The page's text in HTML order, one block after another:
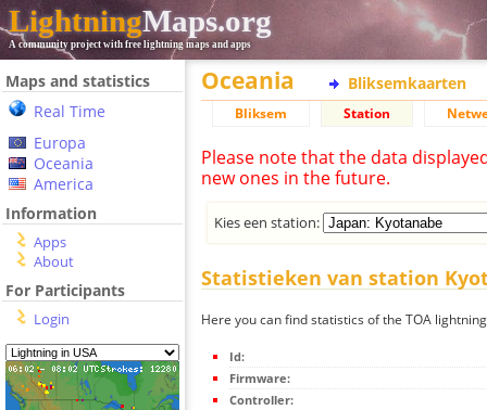
LightningMaps.org
A community project with free lightning maps and apps
Maps and statistics
Real Time
Europa
Oceania
America
Information
Apps
About
For Participants
Login
Oceania Bliksemkaarten
Bliksem Station
Please note that the data
new ones in the future.
Kies een station:
Statistieken van station
Here you can find statistics of the TOA
Id:
Firmware:
Controller: